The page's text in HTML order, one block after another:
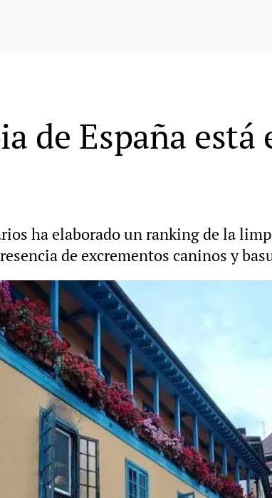
de España está
ha elaborado un ranking de la
de excrementos caninos y